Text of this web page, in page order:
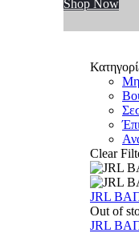
Shop Now
Clear
JRL
Out of
JRL